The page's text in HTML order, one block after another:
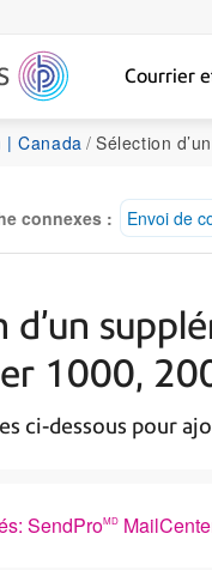
Courrier
| Canada Sélection d’un supplément
connexes : Envoi de
d’un
1000,
ci-dessous pour
SendProMD